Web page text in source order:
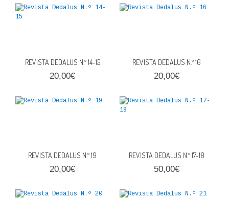
CIÊNCIA POLITICA
COLEÇÃO ATENA
OUTROS TEMAS
QUEM SOMOS
CONTACTOS
REVISTA DEDALUS N.º 14-15
20,00€
REVISTA DEDALUS N.º 16
20,00€
REVISTA DEDALUS N.º 19
20,00€
REVISTA DEDALUS N.º 17-18
50,00€